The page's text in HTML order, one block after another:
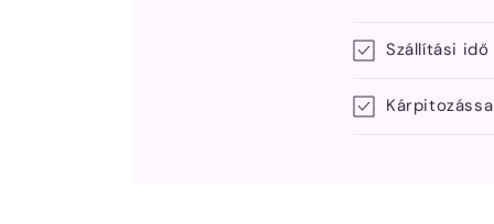
Szállítási idő